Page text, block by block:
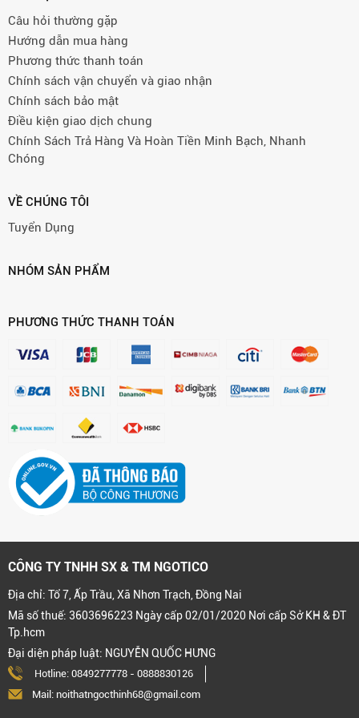
Câu hỏi thường gặp
Hướng dẫn mua hàng
Phương thức thanh toán
Chính sách vận chuyển và giao nhận
Chính sách bảo mật
Điều kiện giao dịch chung
Chính Sách Trả Hàng Và Hoàn Tiền Minh Bạch, Nhanh
Chóng
VỀ CHÚNG TÔI
Tuyển Dụng
NHÓM SẢN PHẨM
PHƯƠNG THỨC THANH TOÁN
CÔNG TY TNHH SX & TM NGOTICO
Địa chỉ: Tổ 7, Ấp Trầu, Xã Nhơn Trạch, Đồng Nai
Mã số thuế: 3603696223 Ngày cấp 02/01/2020 Nơi cấp Sở KH & ĐT
Tp.hcm
Đại diện pháp luật: NGUYỄN QUỐC HƯNG
Hotline: 0849277778 - 0888830126
Mail: noithatngocthinh68@gmail.com